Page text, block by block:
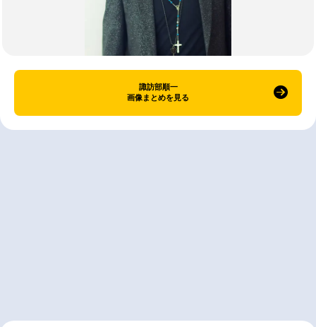
諏訪部順一
画像まとめを見る